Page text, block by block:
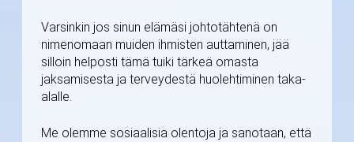
Varsinkin jos sinun elämäsi johtotähtenä on
nimenomaan muiden ihmisten auttaminen, jää
silloin helposti tämä tuiki tärkeä omasta
jaksamisesta ja terveydestä huolehtiminen taka-
alalle.
Me olemme sosiaalisia olentoja ja sanotaan, että